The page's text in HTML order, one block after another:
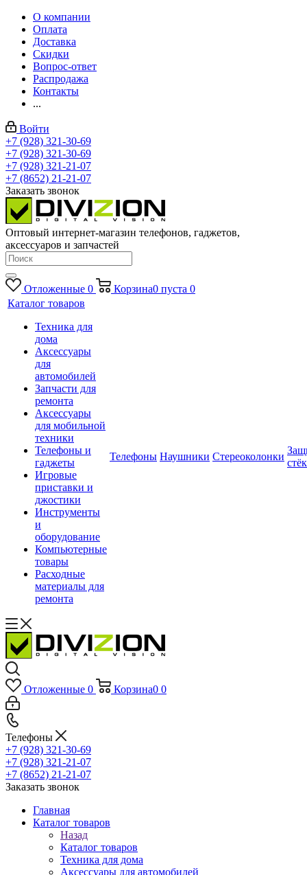
О компании
Оплата
Доставка
Скидки
Вопрос-ответ
Распродажа
Контакты
...
Войти
+7 (928) 321-30-69
+7 (928) 321-30-69
+7 (928) 321-21-07
+7 (8652) 21-21-07
Заказать звонок
Оптовый интернет-магазин телефонов, гаджетов,
аксессуаров и запчастей
Отложенные 0 Корзина0 пуста 0
Каталог товаров
Техника для
дома
Аксессуары
для
автомобилей
Запчасти для
ремонта
Аксессуары
для мобильной
техники
Телефоны и
гаджеты
Игровые
приставки и
джостики
Инструменты
и
оборудование
Компьютерные
товары
Расходные
материалы для
ремонта
Телефоны Наушники Стереоколонки
Отложенные 0 Корзина0 0
Телефоны
+7 (928) 321-30-69
+7 (928) 321-21-07
+7 (8652) 21-21-07
Заказать звонок
Главная
Каталог товаров
Назад
Каталог товаров
Техника для дома
Аксессуары для автомобилей